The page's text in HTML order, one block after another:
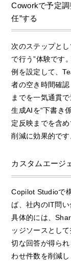
Coworkで予定
任”する
次のステップと
で行う”体験です
例を設定して、
者の空き時間確
までを一気通貫で
生成AIを“下書き
定反映までを含
削減に効果的です
カスタムエージ
Copilot Studioで
ば、社内のIT問い
具体的には、
ッジソースとし
切な回答が得ら
わせ件数を削減